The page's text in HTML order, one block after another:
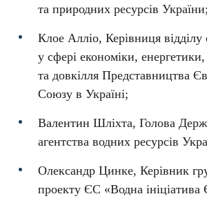
та природних ресурсів України;
Клое Алліо, Керівниця відділу
у сфері економіки,
та довкілля Представництва
Союзу в Україні;
Валентин Шліхта, Голова
агентства водних ресурсів
Олександр Цинке, Керівник
проекту ЄС «Водна ініціатива